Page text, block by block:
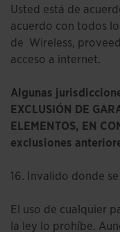
Usted está de
acuerdo con todos
de Wireless,
acceso a internet.
Algunas
EXCLUSIÓN DE
ELEMENTOS, EN
exclusiones
16. Invalido donde
El uso de cualquier
la ley lo prohíbe.